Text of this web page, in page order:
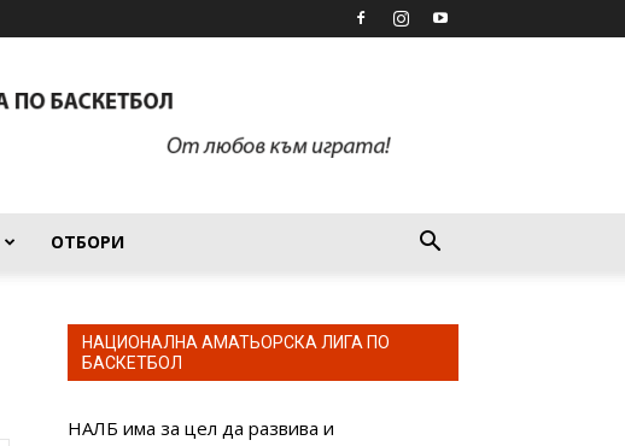
ОТБОРИ
НАЦИОНАЛНА АМАТЬОРСКА ЛИГА ПО
БАСКЕТБОЛ
НАЛБ има за цел да развива и